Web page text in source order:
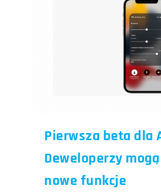
Pierwsza beta dla
Deweloperzy
nowe funkcje